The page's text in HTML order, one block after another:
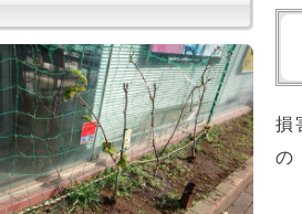
損
の